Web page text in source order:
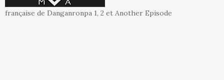
française de Danganronpa 1, 2 et Another Episode